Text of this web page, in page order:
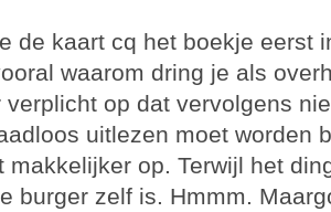
de kaart cq het boekje eerst
waarom dring je als
verplicht op dat vervolgens
uitlezen moet worden
makkelijker op. Terwijl het
burger zelf is. Hmmm.